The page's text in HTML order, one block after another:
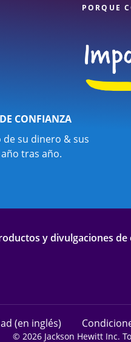
PORQUE
CONFIANZA
de su dinero & sus
tras año.
y divulgaciones de
(en inglés)
© 2026 Jackson Hewitt Inc.